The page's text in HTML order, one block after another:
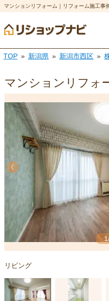
マンションリフォーム｜リフォーム施工事
TOP 新潟県 新潟市西区
マンションリフォ
《
リビング